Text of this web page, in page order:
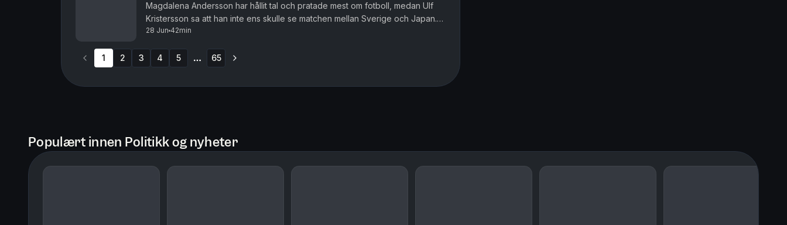
Magdalena Andersson har hållit tal och pratade mest om fotboll, medan Ulf
Kristersson sa att han inte ens skulle se matchen mellan Sverige och Japan.
Torbjörn Nilsson tycker att det var ett strategis...
28 Jun 42min
1 2 3 4 5 65
Populært innen Politikk og nyheter